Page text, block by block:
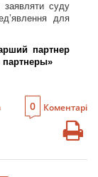
заявляти суду
для
партнер
партнеры»
0 Коментарі